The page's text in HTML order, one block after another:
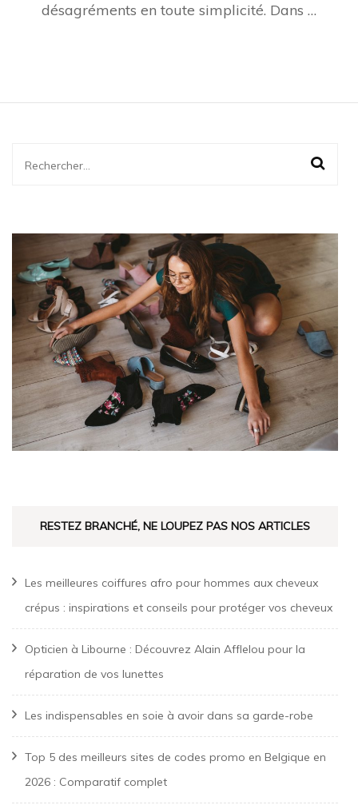
désagréments en toute simplicité. Dans …
Rechercher :
RESTEZ BRANCHÉ, NE LOUPEZ PAS NOS ARTICLES
Les meilleures coiffures afro pour hommes aux cheveux
crépus : inspirations et conseils pour protéger vos cheveux
Opticien à Libourne : Découvrez Alain Afflelou pour la
réparation de vos lunettes
Les indispensables en soie à avoir dans sa garde-robe
Top 5 des meilleurs sites de codes promo en Belgique en
2026 : Comparatif complet